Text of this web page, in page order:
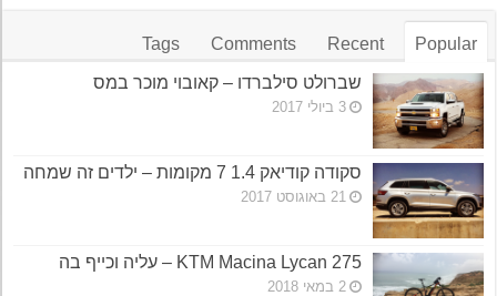
Popular
Recent
Comments
Tags
שברולט סילברדו – קאובוי מוכר במס
3 ביולי 2017
סקודה קודיאק 1.4 7 מקומות – ילדים זה שמחה
21 באוגוסט 2017
KTM Macina Lycan 275 – עליה וכייף בה
2 במאי 2018